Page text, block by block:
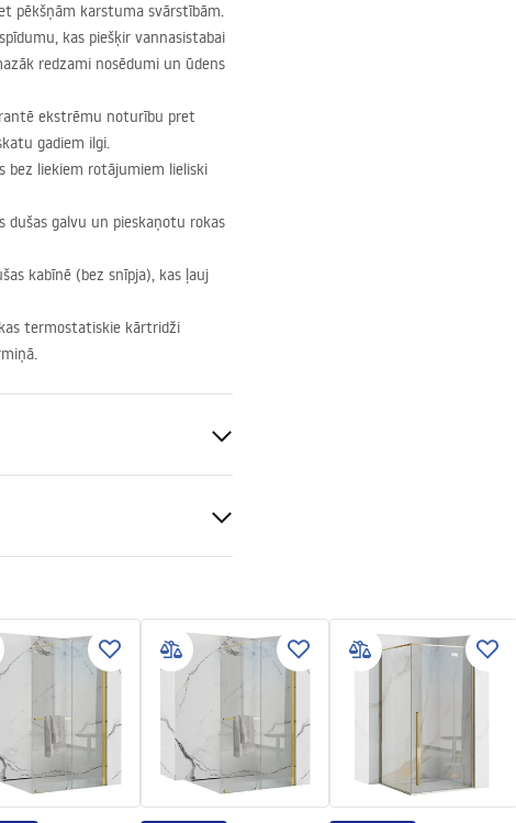
pēkšņām karstuma svārstībām.
kas piešķir vannasistabai
redzami nosēdumi un ūdens
ekstrēmu noturību pret
gadiem ilgi.
bez liekiem rotājumiem lieliski
dušas galvu un pieskaņotu rokas
kabīnē (bez snīpja), kas ļauj
termostatiskie kārtridži
_5.pdf